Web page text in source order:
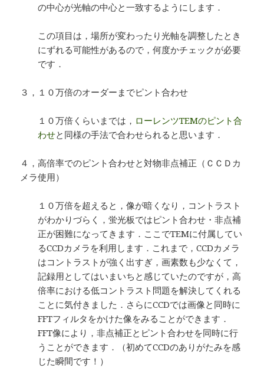
の中心が光軸の中心と一致するようにします．
この項目は，場所が変わったり光軸を調整したとき
にずれる可能性があるので，何度かチェックが必要
です．
３，１０万倍のオーダーまでピント合わせ
１０万倍くらいまでは， ローレンツTEMのピント合
わせと同様の手法で合わせられると思います．
４，高倍率でのピント合わせと対物非点補正（ＣＣＤカ
メラ使用）
１０万倍を超えると，像が暗くなり，コントラスト
がわかりづらく，蛍光板ではピント合わせ・非点補
正が困難になってきます．ここでTEMに付属してい
るCCDカメラを利用します．これまで，CCDカメラ
はコントラストが強く出すぎ，画素数も少なくて，
記録用としてはいまいちと感じていたのですが，高
倍率における低コントラスト問題を解決してくれる
ことに気付きました．さらにCCDでは画像と同時に
FFTフィルタをかけた像をみることができます．
FFT像により，非点補正とピント合わせを同時に行
うことができます．（初めてCCDのありがたみを感
じた瞬間です！）